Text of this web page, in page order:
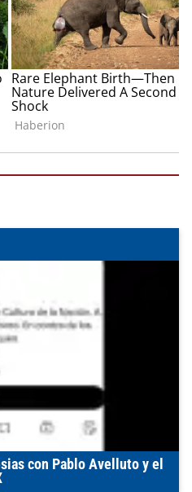
con Pablo Avelluto y el